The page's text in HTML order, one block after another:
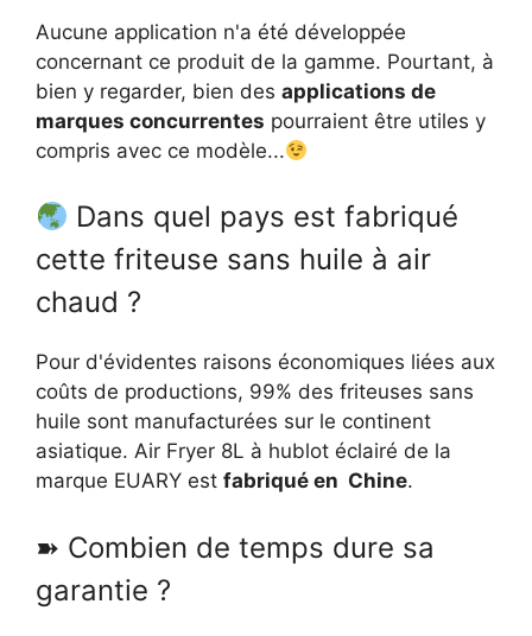
Aucune application n'a été développée
concernant ce produit de la gamme. Pourtant, à
bien y regarder, bien des applications de
marques concurrentes pourraient être utiles y
compris avec ce modèle...
Dans quel pays est fabriqué
cette friteuse sans huile à air
chaud ?
Pour d'évidentes raisons économiques liées aux
coûts de productions, 99% des friteuses sans
huile sont manufacturées sur le continent
asiatique. Air Fryer 8L à hublot éclairé de la
marque EUARY est fabriqué en Chine.
➽ Combien de temps dure sa
garantie ?